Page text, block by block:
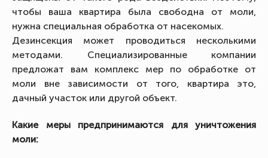
чтобы ваша квартира была свободна от моли,
нужна специальная обработка от насекомых.
Дезинсекция может проводиться несколькими
методами. Специализированные компании
предложат вам комплекс мер по обработке от
моли вне зависимости от того, квартира это,
дачный участок или другой объект.
Какие меры предпринимаются для уничтожения
моли: